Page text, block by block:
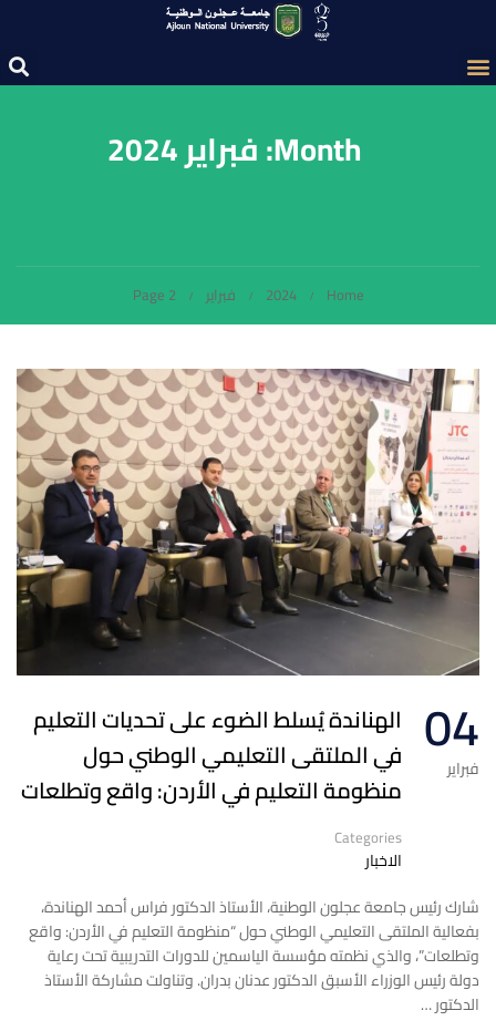
Month: فبراير 2024
Home
2024 فبراير Page 2
04
فبراير
الهناندة يُسلط الضوء على تحديات التعليم
في الملتقى التعليمي الوطني حول
منظومة التعليم في الأردن: واقع وتطلعات
Categories
الاخبار
شارك رئيس جامعة عجلون الوطنية، الأستاذ الدكتور فراس أحمد الهناندة،
بفعالية الملتقى التعليمي الوطني حول “منظومة التعليم في الأردن: واقع
وتطلعات”، والذي نظمته مؤسسة الياسمين للدورات التدريبية تحت رعاية
دولة رئيس الوزراء الأسبق الدكتور عدنان بدران. وتناولت مشاركة الأستاذ
الدكتور …